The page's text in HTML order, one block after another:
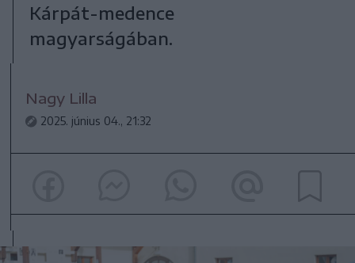
Kárpát-medence
magyarságában.
Nagy Lilla
2025. június 04., 21:32